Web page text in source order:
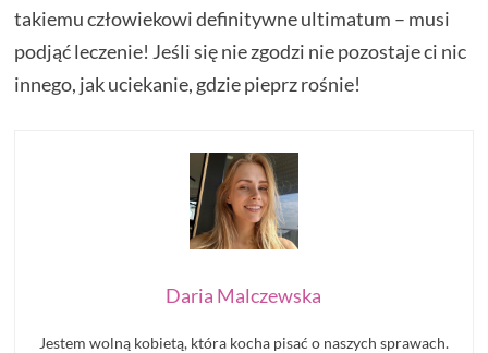
takiemu człowiekowi definitywne ultimatum – musi
podjąć leczenie! Jeśli się nie zgodzi nie pozostaje ci nic
innego, jak uciekanie, gdzie pieprz rośnie!
Daria Malczewska
Jestem wolną kobietą, która kocha pisać o naszych sprawach.